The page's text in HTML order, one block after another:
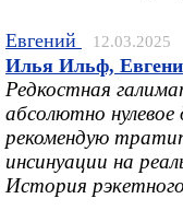
Евгений 12.03.2025
Илья Ильф,
Редкостная
абсолютно
рекомендую
инсинуации на
История